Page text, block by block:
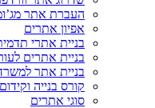
העברת אתר
אפיון אתרים
בניית אתרי
בניית אתרים
בניית אתר
קורס בנייה
סוגי אתרים